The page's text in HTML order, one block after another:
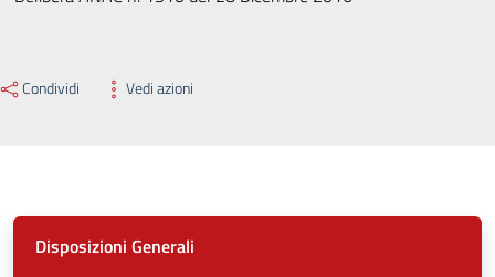
Condividi Vedi azioni
Disposizioni Generali